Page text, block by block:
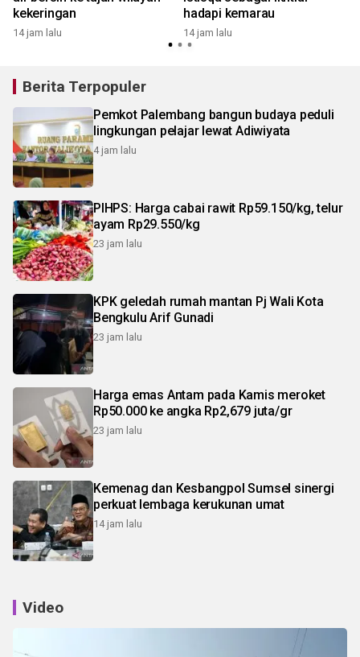
kekeringan
14 jam lalu
hadapi kemarau
14 jam lalu
Berita Terpopuler
Pemkot Palembang bangun budaya peduli
lingkungan pelajar lewat Adiwiyata
4 jam lalu
PIHPS: Harga cabai rawit Rp59.150/kg, telur
ayam Rp29.550/kg
23 jam lalu
KPK geledah rumah mantan Pj Wali Kota
Bengkulu Arif Gunadi
23 jam lalu
Harga emas Antam pada Kamis meroket
Rp50.000 ke angka Rp2,679 juta/gr
23 jam lalu
Kemenag dan Kesbangpol Sumsel sinergi
perkuat lembaga kerukunan umat
14 jam lalu
Video